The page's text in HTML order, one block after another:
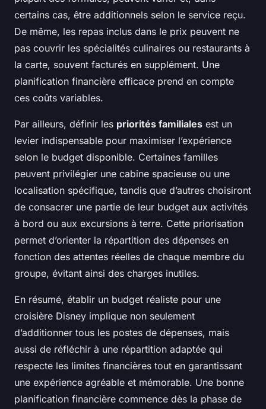
certains cas, être additionnels selon le service reçu.
De même, les repas inclus dans le prix peuvent ne
pas couvrir les spécialités culinaires ou restaurants à
la carte, souvent facturés en supplément. Une
planification financière efficace prend en compte
ces coûts variables.
Par ailleurs, définir les priorités familiales est un
levier indispensable pour maximiser l’expérience
selon le budget disponible. Certaines familles
peuvent privilégier une cabine spacieuse ou une
localisation spécifique, tandis que d’autres choisiront
de consacrer une partie de leur budget aux activités
à bord ou aux excursions à terre. Cette priorisation
permet d’orienter la répartition des dépenses en
fonction des attentes réelles de chaque membre du
groupe, évitant ainsi des charges inutiles.
En résumé, établir un budget réaliste pour une
croisière Disney implique non seulement
d’additionner tous les postes de dépenses, mais
aussi de réfléchir à une répartition adaptée qui
respecte les limites financières tout en garantissant
une expérience agréable et mémorable. Une bonne
planification financière commence dès la phase de